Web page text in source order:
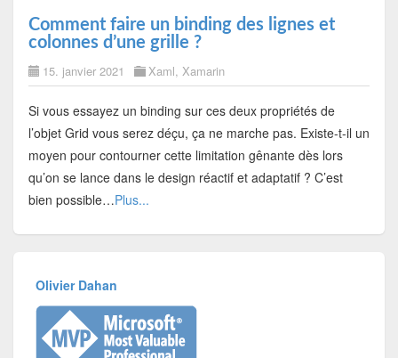
Comment faire un binding des lignes et
colonnes d’une grille ?
15. janvier 2021 Xaml, Xamarin
Si vous essayez un binding sur ces deux propriétés de
l’objet Grid vous serez déçu, ça ne marche pas. Existe-t-il un
moyen pour contourner cette limitation gênante dès lors
qu’on se lance dans le design réactif et adaptatif ? C’est
bien possible…Plus...
Olivier Dahan